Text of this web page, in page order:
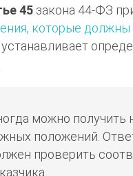
45 закона 44-ФЗ
которые должны
можно получить
положений.
проверить